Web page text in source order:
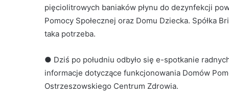
pięciolitrowych baniaków płynu do dezynfekcji
Pomocy Społecznej oraz Domu Dziecka. Spółka
taka potrzeba.
● Dziś po południu odbyło się e-spotkanie
informacje dotyczące funkcjonowania Domów
Ostrzeszowskiego Centrum Zdrowia.